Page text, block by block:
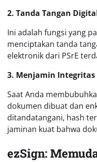
2. Tanda Tangan
Ini adalah fungsi yang
menciptakan tanda
elektronik dari PSrE
3. Menjamin Integritas
Saat Anda
dokumen dibuat dan
ditandatangani, hash
jaminan kuat bahwa
ezSign: